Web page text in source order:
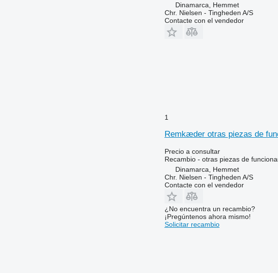
Dinamarca, Hemmet
Chr. Nielsen - Tingheden A/S
Contacte con el vendedor
1
Remkæder otras piezas de
Precio a consultar
Recambio - otras piezas de
Dinamarca, Hemmet
Chr. Nielsen - Tingheden A/S
Contacte con el vendedor
¿No encuentra un recambio?
¡Pregúntenos ahora mismo!
Solicitar recambio